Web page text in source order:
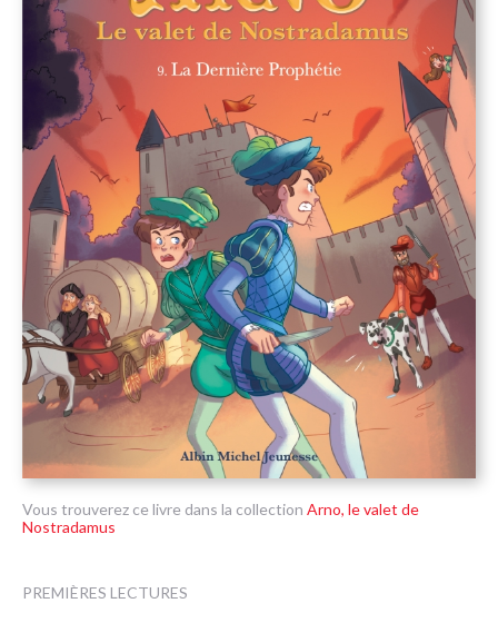
Vous trouverez ce livre dans la collection Arno, le valet de
Nostradamus
PREMIÈRES LECTURES